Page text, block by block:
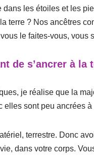
les étoiles et les
terre ? Nos ancêtres
le faites-vous, vous
de s’ancrer à la
je réalise que la
elles sont peu ancrées à
terrestre. Donc
dans votre corps.